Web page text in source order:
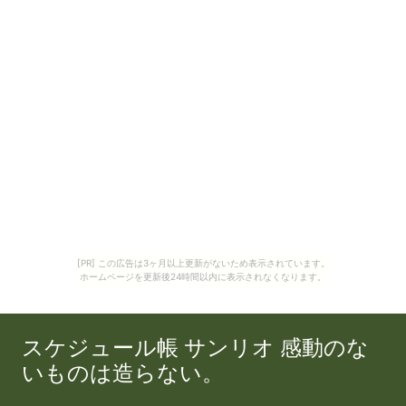
[PR] この広告は3ヶ月以上更新がないため表示されています。
ホームページを更新後24時間以内に表示されなくなります。
スケジュール帳 サンリオ 感動のな
いものは造らない。